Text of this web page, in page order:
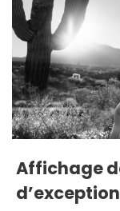
Affichage
d’exception